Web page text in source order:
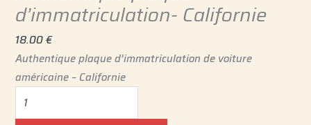
d’immatriculation- Californie
18.00€
Authentique plaque d’immatriculation de voiture
américaine – Californie